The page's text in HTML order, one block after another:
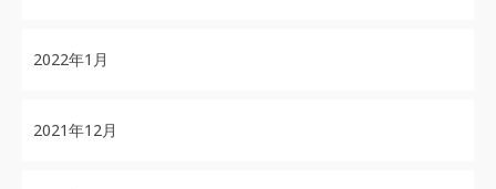
2022年1月
2021年12月